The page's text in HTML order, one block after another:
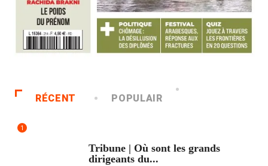
RÉCENT POPULAIR
1
Tribune | Où sont les grands
dirigeants du...